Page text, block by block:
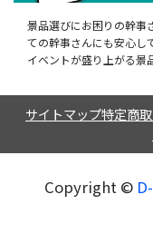
景品選びにお困りの幹事
ての幹事さんにも安心し
イベントが盛り上がる景
サイトマップ特定商
Copyright ©︎